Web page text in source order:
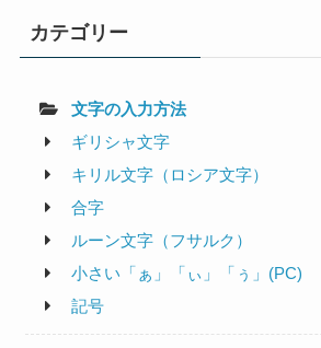
カテゴリー
文字の入力方法
ギリシャ文字
キリル文字（ロシア文字）
合字
ルーン文字（フサルク）
小さい「ぁ」「ぃ」「ぅ」(PC)
記号